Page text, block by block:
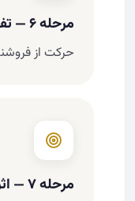
مرحله ۶ — تفکر استراتژیک
حرکت از
مرحله ۷ — اثرگذاری در بازار